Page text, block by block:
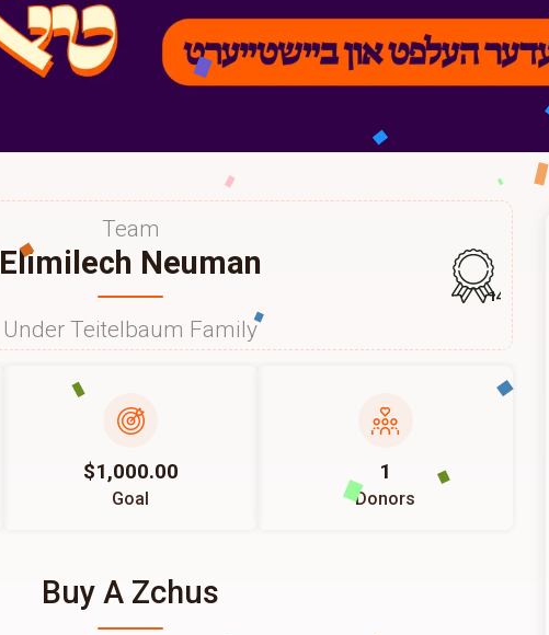
Team
Elimilech Neuman
Under Teitelbaum Family
146
$1,000.00
Goal
1
Donors
Buy A Zchus